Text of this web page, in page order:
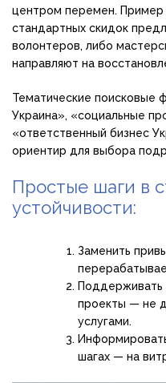
центром перемен.
стандартных скидок
волонтеров, либо
направляют на
Тематические поисковые
Украина», «социальные
«ответственный бизнес
ориентир для выбора
Простые шаги в
устойчивости:
Заменить
Поддерживать
проекты — не
услугами.
шагах — на